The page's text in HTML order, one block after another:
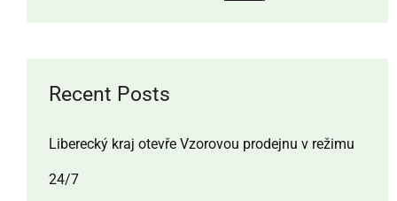
Recent Posts
Liberecký kraj otevře Vzorovou prodejnu v režimu
24/7